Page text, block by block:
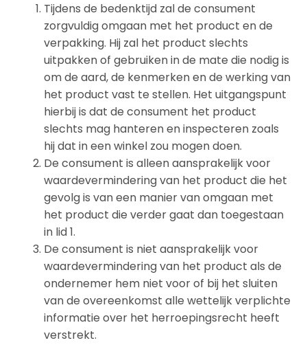
Tijdens de bedenktijd zal de consument
zorgvuldig omgaan met het product en de
verpakking. Hij zal het product slechts
uitpakken of gebruiken in de mate die nodig is
om de aard, de kenmerken en de werking van
het product vast te stellen. Het uitgangspunt
hierbij is dat de consument het product
slechts mag hanteren en inspecteren zoals
hij dat in een winkel zou mogen doen.
De consument is alleen aansprakelijk voor
waardevermindering van het product die het
gevolg is van een manier van omgaan met
het product die verder gaat dan toegestaan
in lid 1.
De consument is niet aansprakelijk voor
waardevermindering van het product als de
ondernemer hem niet voor of bij het sluiten
van de overeenkomst alle wettelijk verplichte
informatie over het herroepingsrecht heeft
verstrekt.